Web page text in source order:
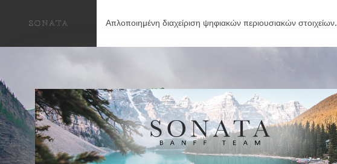
Απλοποιημένη διαχείριση ψηφιακών περιουσιακών στοιχείων.